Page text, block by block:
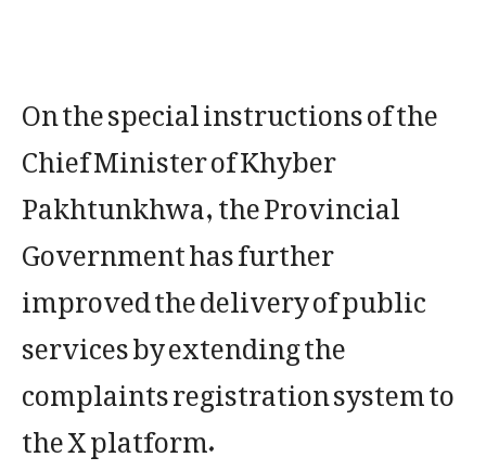
On the special instructions of the
Chief Minister of Khyber
Pakhtunkhwa, the Provincial
Government has further
improved the delivery of public
services by extending the
complaints registration system to
the X platform.